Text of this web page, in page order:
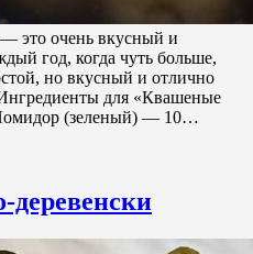
это очень вкусный и
год, когда чуть больше,
но вкусный и отлично
для «Квашеные
(зеленый) — 10…
деревенски